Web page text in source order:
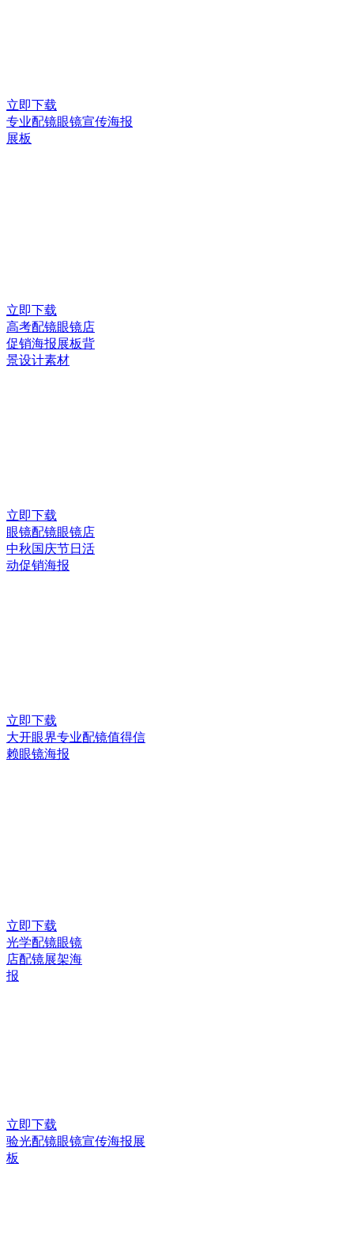
立即下载
专业配镜眼镜宣传海报
展板
立即下载
高考配镜眼镜店
促销海报展板背
景设计素材
立即下载
眼镜配镜眼镜店
中秋国庆节日活
动促销海报
立即下载
大开眼界专业配镜值得信
赖眼镜海报
立即下载
光学配镜眼镜
店配镜展架海
报
立即下载
验光配镜眼镜宣传海报展
板